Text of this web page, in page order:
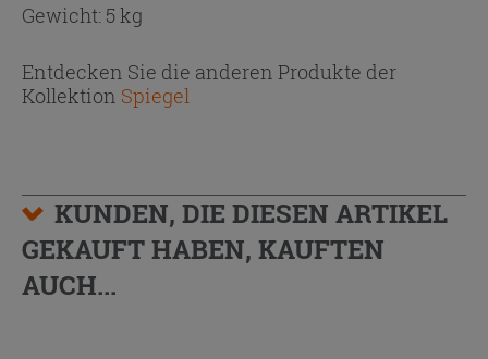
Gewicht: 5 kg
Entdecken Sie die anderen Produkte der
Kollektion Spiegel
KUNDEN, DIE DIESEN ARTIKEL
GEKAUFT HABEN, KAUFTEN
AUCH...